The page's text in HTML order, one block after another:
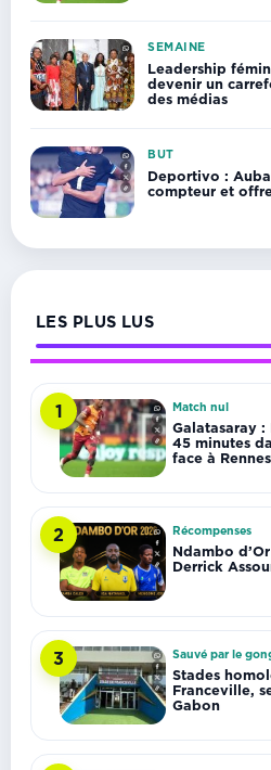
SEMAINE
Leadership
devenir un
des médias
BUT
Deportivo :
compteur et
LES PLUS LUS
1 Match nul
Galatasaray
45 minutes
face à Rennes
2 Récompenses
Ndambo
Derrick
3 Sauvé par le
Stades
Franceville,
Gabon